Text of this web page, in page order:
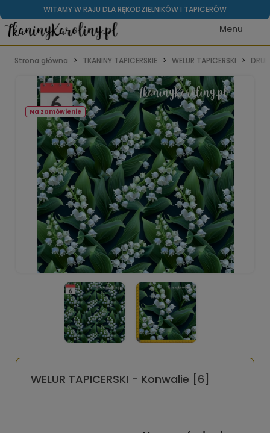
WITAMY W RAJU DLA RĘKODZIELNIKÓW I TAPICERÓW
Strona główna TKANINY TAPICERSKIE WELUR TAPICERSKI
Na zamówienie
WELUR TAPICERSKI - Konwalie [6]